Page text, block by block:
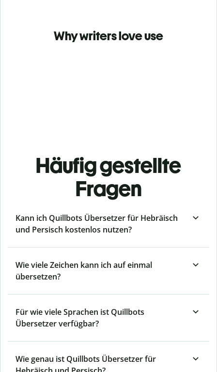
Why writers love use
Häufig gestellte
Fragen
Kann ich Quillbots Übersetzer für Hebräisch
und Persisch kostenlos nutzen?
Wie viele Zeichen kann ich auf einmal
übersetzen?
Für wie viele Sprachen ist Quillbots
Übersetzer verfügbar?
Wie genau ist Quillbots Übersetzer für